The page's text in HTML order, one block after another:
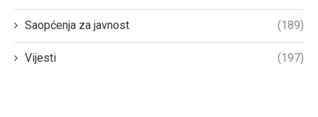
Saopćenja za javnost (189)
Vijesti (197)